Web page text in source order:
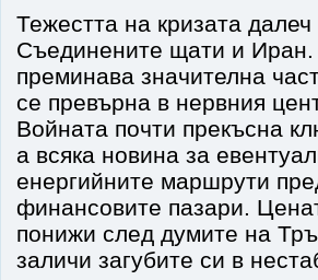
Тежестта на кризата
Съединените щати и Иран.
преминава значителна
се превърна в нервния
Войната почти прекъсна
а всяка новина за
енергийните маршрути
финансовите пазари.
понижи след думите на
заличи загубите си в